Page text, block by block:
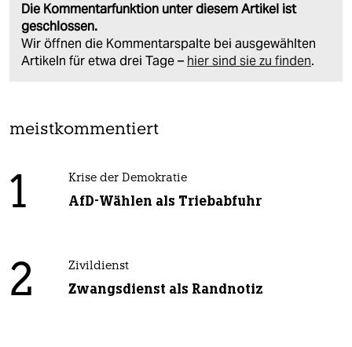
Die Kommentarfunktion unter diesem Artikel ist
geschlossen.
Wir öffnen die Kommentarspalte bei ausgewählten
Artikeln für etwa drei Tage – hier sind sie zu finden.
meistkommentiert
1 Krise der Demokratie
AfD-Wählen als Triebabfuhr
2 Zivildienst
Zwangsdienst als Randnotiz